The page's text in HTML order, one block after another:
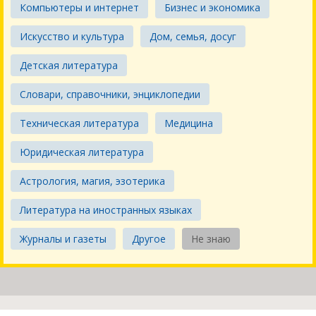
Компьютеры и интернет Бизнес и экономика
Искусство и культура Дом, семья, досуг
Детская литература
Словари, справочники, энциклопедии
Техническая литература Медицина
Юридическая литература
Астрология, магия, эзотерика
Литература на иностранных языках
Журналы и газеты Другое Не знаю